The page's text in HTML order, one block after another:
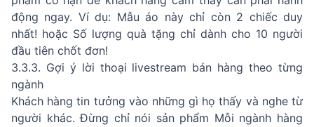
động ngay. Ví dụ: Mẫu áo này chỉ còn 2 chiếc duy
nhất! hoặc Số lượng quà tặng chỉ dành cho 10 người
đầu tiên chốt đơn!
3.3.3. Gợi ý lời thoại livestream bán hàng theo từng
ngành
Khách hàng tin tưởng vào những gì họ thấy và nghe từ
người khác. Đừng chỉ nói sản phẩm Mỗi ngành hàng